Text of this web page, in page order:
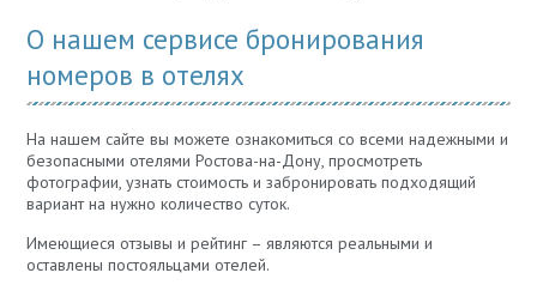
О нашем сервисе бронирования
номеров в отелях
На нашем сайте вы можете ознакомиться со всеми надежными и
безопасными отелями Ростова-на-Дону, просмотреть
фотографии, узнать стоимость и забронировать подходящий
вариант на нужно количество суток.
Имеющиеся отзывы и рейтинг – являются реальными и
оставлены постояльцами отелей.